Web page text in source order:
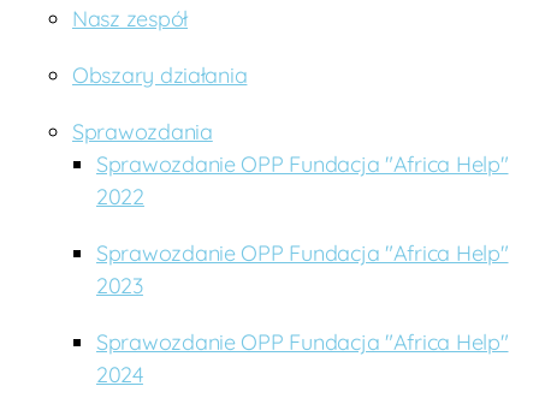
Nasz zespół
Obszary działania
Sprawozdania
Sprawozdanie OPP Fundacja "Africa Help"
2022
Sprawozdanie OPP Fundacja "Africa Help"
2023
Sprawozdanie OPP Fundacja "Africa Help"
2024